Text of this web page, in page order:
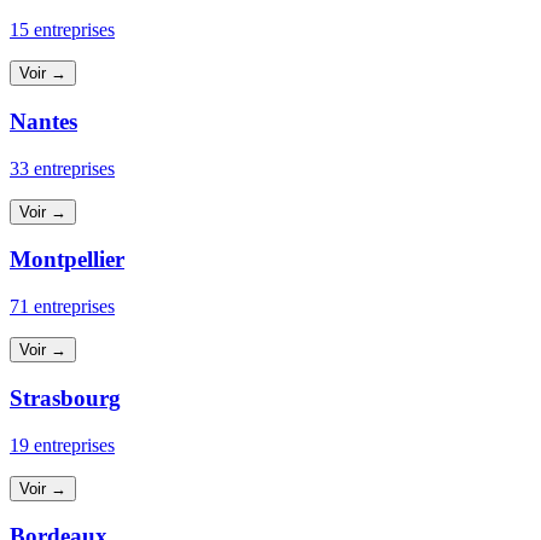
15 entreprises
Voir →
Nantes
33 entreprises
Voir →
Montpellier
71 entreprises
Voir →
Strasbourg
19 entreprises
Voir →